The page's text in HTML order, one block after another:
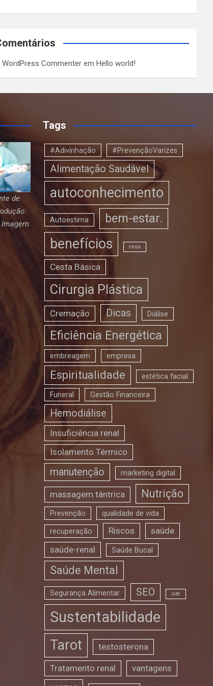
WordPress Commenter emHello world!
de
Imagem
Tags
#Adivinhação #PrevençãoVarizes
Alimentação Saudável
autoconhecimento
Autoestima bem-estar.
benefícios casa
Cesta Básica
Cirurgia Plástica
Cremação Dicas Diálise
Eficiência Energética
embreagem empresa
Espiritualidade estética facial
Funeral Gestão Financeira
Hemodiálise
Insuficiência renal
Isolamento Térmico
manutenção marketing digital
massagem tântrica Nutrição
Prevenção qualidade de vida
recuperação Riscos
saúde
saúde-renal
Saúde Bucal
Saúde Mental
Segurança Alimentar SEO site
Sustentabilidade
Tarot testosterona
Tratamento renal
vantagens